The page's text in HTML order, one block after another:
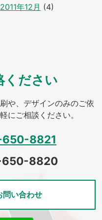
2011年12月 (4)
ください
や、デザインのみのご依
にご相談ください。
8821
650-8820
問い合わせ